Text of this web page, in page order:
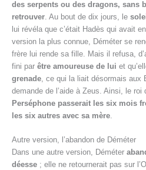
des serpents ou des dragons, sans
retrouver . Au bout de dix jours, le
lui révéla que c’était Hadès qui avait
version la plus connue, Déméter se
frère lui rende sa fille. Mais il refusa,
fini par être amoureuse de lui et
grenade , ce qui la liait désormais aux
demande de l’aide à Zeus. Ainsi, le roi
Perséphone passerait les six mois
les six autres avec sa mère
Autre version, l’abandon de Déméter
Dans une autre version, Déméter
déesse ; elle ne retournerait pas sur